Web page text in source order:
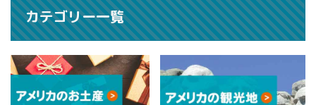
カテゴリー一覧